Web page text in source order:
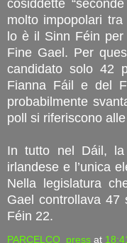
cosiddette
molto impopolari
lo è il Sinn Féin
Fine Gael. Per
candidato solo 42
Fianna Fáil e del
probabilmente
poll si riferiscono
In tutto nel Dáil, la
irlandese e l’unica
Nella legislatura
Gael controllava
Féin 22.
PARCELCO_press at